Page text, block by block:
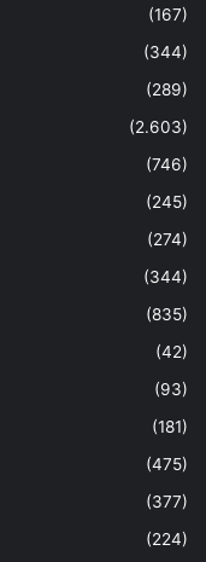
(167)
(344)
(289)
(2.603)
(746)
(245)
(274)
(344)
(835)
(42)
(93)
(181)
(475)
(377)
(224)